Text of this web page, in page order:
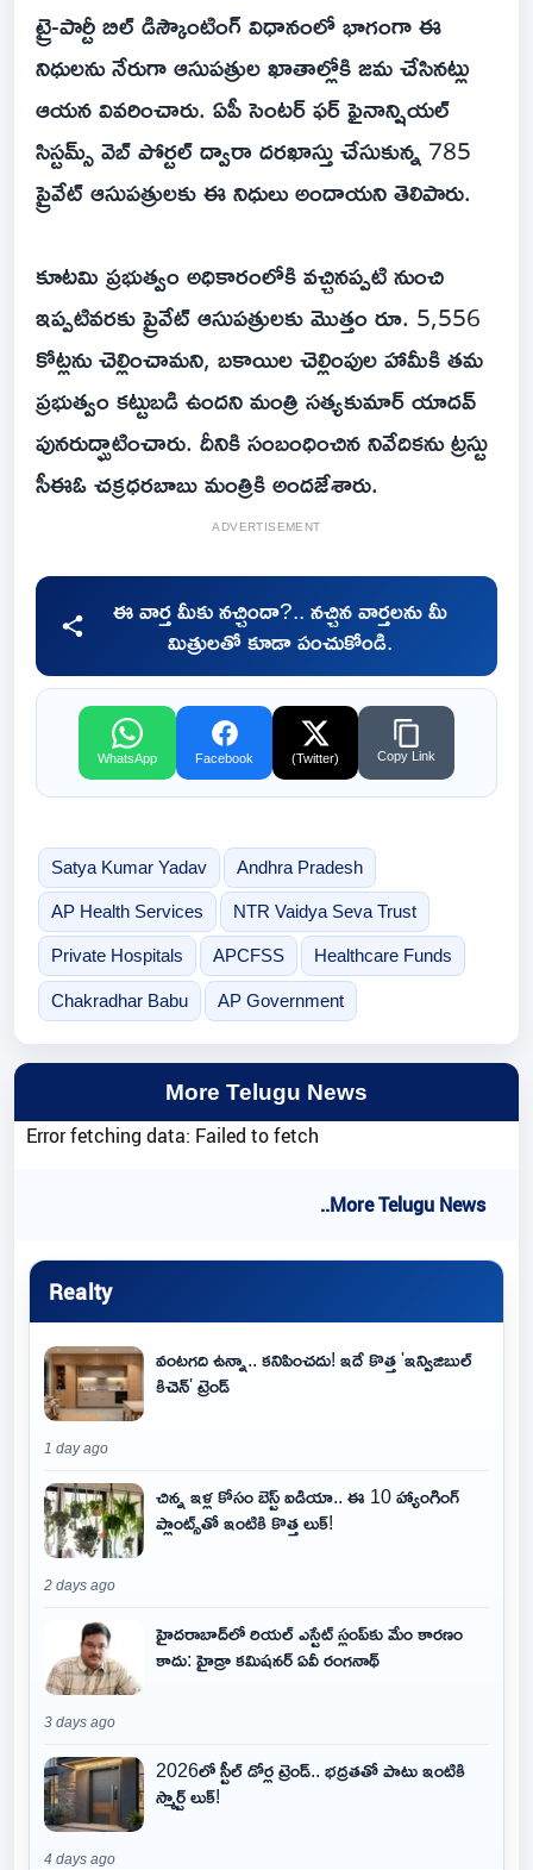
ట్రై-పార్టీ బిల్ డిస్కౌంటింగ్ విధానంలో భాగంగా ఈ
నిధులను నేరుగా ఆసుపత్రుల ఖాతాల్లోకి జమ చేసినట్లు
ఆయన వివరించారు. ఏపీ సెంటర్ ఫర్ ఫైనాన్షియల్
సిస్టమ్స్ వెబ్ పోర్టల్ ద్వారా దరఖాస్తు చేసుకున్న 785
ప్రైవేట్ ఆసుపత్రులకు ఈ నిధులు అందాయని తెలిపారు.
కూటమి ప్రభుత్వం అధికారంలోకి వచ్చినప్పటి నుంచి
ఇప్పటివరకు ప్రైవేట్ ఆసుపత్రులకు మొత్తం రూ. 5,556
కోట్లను చెల్లించామని, బకాయిల చెల్లింపుల హామీకి తమ
ప్రభుత్వం కట్టుబడి ఉందని మంత్రి సత్యకుమార్ యాదవ్
పునరుద్ఘాటించారు. దీనికి సంబంధించిన నివేదికను ట్రస్టు
సీఈఓ చక్రధరబాబు మంత్రికి అందజేశారు.
ADVERTISEMENT
ఈ వార్త మీకు నచ్చిందా?.. నచ్చిన వార్తలను మీ
మిత్రులతో కూడా పంచుకోండి.
WhatsApp Facebook (Twitter) Copy Link
Satya Kumar Yadav Andhra Pradesh
AP Health Services NTR Vaidya Seva Trust
Private Hospitals APCFSS Healthcare Funds
Chakradhar Babu AP Government
More Telugu News
Error fetching data: Failed to fetch
..More Telugu News
Realty
వంటగది ఉన్నా.. కనిపించదు! ఇదే కొత్త 'ఇన్విజిబుల్
కిచెన్' ట్రెండ్
1 day ago
చిన్న ఇళ్ల కోసం బెస్ట్ ఐడియా.. ఈ 10 హ్యాంగింగ్
ప్లాంట్స్‌తో ఇంటికి కొత్త లుక్!
2 days ago
హైదరాబాద్‌లో రియల్ ఎస్టేట్ స్లంప్‌కు మేం కారణం
కాదు: హైడ్రా కమిషనర్ ఏవీ రంగనాథ్
3 days ago
2026లో స్టీల్ డోర్ల ట్రెండ్.. భద్రతతో పాటు ఇంటికి
స్మార్ట్ లుక్!
4 days ago